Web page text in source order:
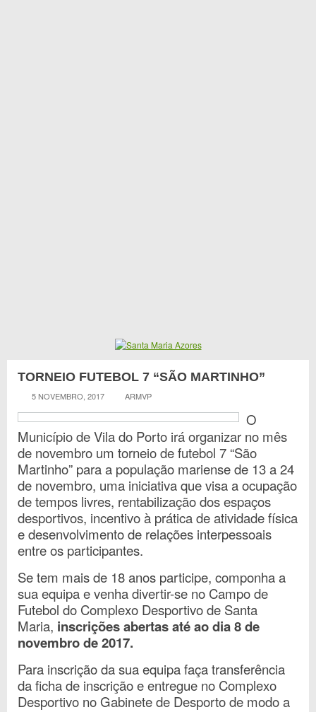
TORNEIO FUTEBOL 7 “SÃO MARTINHO”
5 NOVEMBRO, 2017 ARMVP
O
Município de Vila do Porto irá organizar no mês
de novembro um torneio de futebol 7 “São
Martinho” para a população mariense de 13 a 24
de novembro, uma iniciativa que visa a ocupação
de tempos livres, rentabilização dos espaços
desportivos, incentivo à prática de atividade física
e desenvolvimento de relações interpessoais
entre os participantes.
Se tem mais de 18 anos participe, componha a
sua equipa e venha divertir-se no Campo de
Futebol do Complexo Desportivo de Santa
Maria, inscrições abertas até ao dia 8 de
novembro de 2017.
Para inscrição da sua equipa faça transferência
da ficha de inscrição e entregue no Complexo
Desportivo no Gabinete de Desporto de modo a